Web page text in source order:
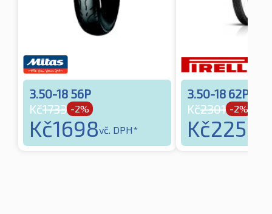
3.50-18 56P
Kč1733 -2%
Kč1698vč. DPH*
3.50-18 62P
Kč2301 -2%
Kč2255